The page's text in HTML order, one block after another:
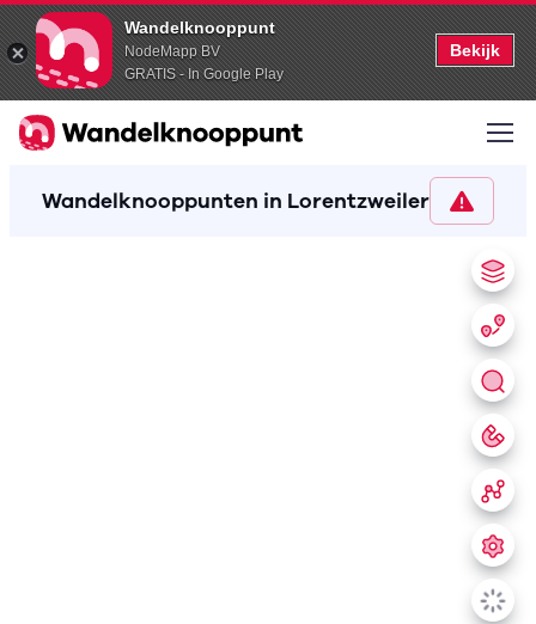
Wandelknooppunt
NodeMapp BV
GRATIS - In Google Play
Bekijk
Wandelknooppunten in Lorentzweiler